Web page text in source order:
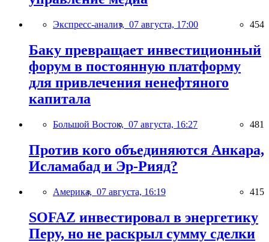
Экспресс-анализ, 07 августа, 17:00 454
Баку превращает инвестиционный
форум в постоянную платформу
для привлечения ненефтяного
капитала
Большой Восток, 07 августа, 16:27 481
Против кого объединяются Анкара,
Исламабад и Эр-Рияд?
Америка, 07 августа, 16:19 415
SOFAZ инвестировал в энергетику
Перу, но не раскрыл сумму сделки